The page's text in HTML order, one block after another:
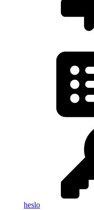
heslo